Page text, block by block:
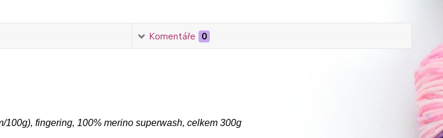
Komentáře 0
100g), fingering, 100% merino superwash, celkem 300g